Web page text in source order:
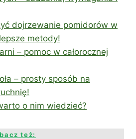
dojrzewanie pomidorów w
metody!
– pomoc w całorocznej
– prosty sposób na
o nim wiedzieć?
też: